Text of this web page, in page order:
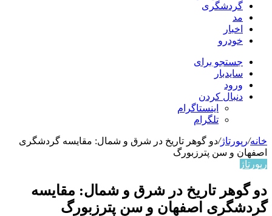
گردشگری
مد
اخبار
خودرو
جستجو برای
سایدبار
ورود
دنبال کردن
اینستاگرام
تلگرام
خانه/رپورتاژ/دو گوهر تاریخ در شرق و شمال: مقایسه گردشگری
اصفهان و سن پترزبورگ
رپورتاژ
دو گوهر تاریخ در شرق و شمال: مقایسه
گردشگری اصفهان و سن پترزبورگ